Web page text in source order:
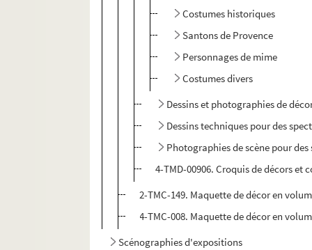
Costumes historiques
Santons de Provence
Personnages de mime
Costumes divers
Dessins et photographies de
Dessins techniques pour des
Photographies de scène pour
4-TMD-00906. Croquis de décors et
2-TMC-149. Maquette de décor en
4-TMC-008. Maquette de décor en
Scénographies d'expositions